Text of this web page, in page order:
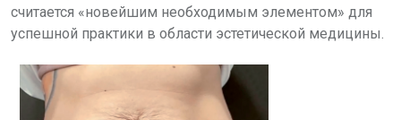
считается «новейшим необходимым элементом» для
успешной практики в области эстетической медицины.